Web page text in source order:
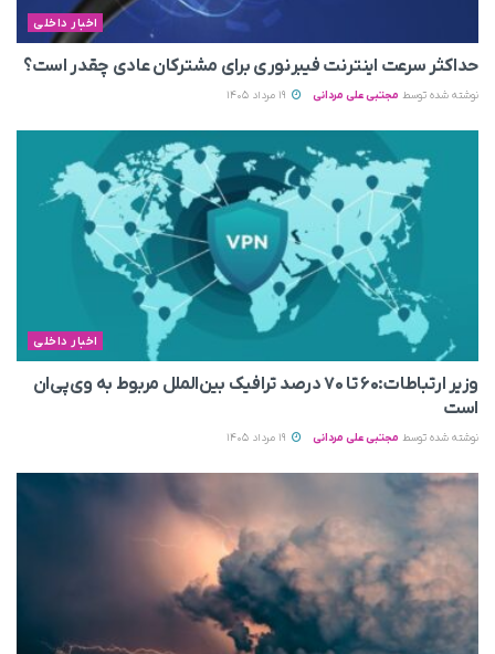
اخبار داخلی
حداکثر سرعت اینترنت فیبرنوری برای مشترکان عادی چقدر است؟
نوشته شده توسط مجتبی علی مردانی
اخبار داخلی
وزیر ارتباطات:۶۰ تا ۷۰ درصد ترافیک بین‌الملل مربوط به وی‌پی‌ان
است
نوشته شده توسط مجتبی علی مردانی